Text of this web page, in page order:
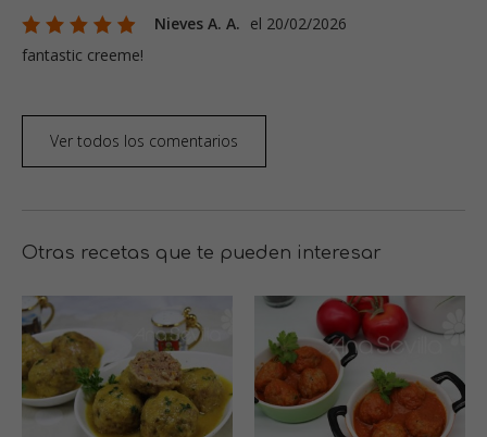
Nieves A. A. el 20/02/2026
fantastic creeme!
Ver todos los comentarios
Otras recetas que te pueden interesar